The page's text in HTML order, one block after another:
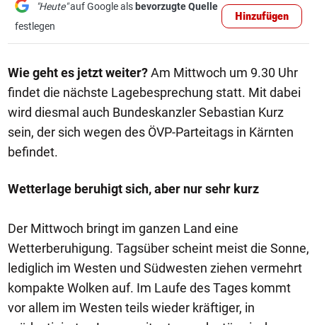
"Heute"auf Google als bevorzugte Quelle
festlegen
Hinzufügen
Wie geht es jetzt weiter?Am Mittwoch um 9.30 Uhr
findet die nächste Lagebesprechung statt. Mit dabei
wird diesmal auch Bundeskanzler Sebastian Kurz
sein, der sich wegen des ÖVP-Parteitags in Kärnten
befindet.
Wetterlage beruhigt sich, aber nur sehr kurz
Der Mittwoch bringt im ganzen Land eine
Wetterberuhigung. Tagsüber scheint meist die Sonne,
lediglich im Westen und Südwesten ziehen vermehrt
kompakte Wolken auf. Im Laufe des Tages kommt
vor allem im Westen teils wieder kräftiger, in